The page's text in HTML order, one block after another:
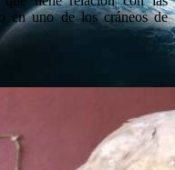
en uno de los cráneos de